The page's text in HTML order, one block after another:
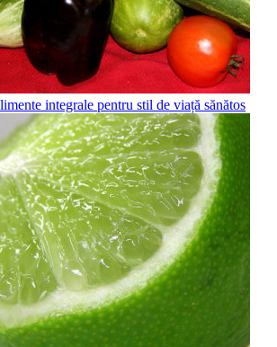
integrale pentru stil de viață sănătos